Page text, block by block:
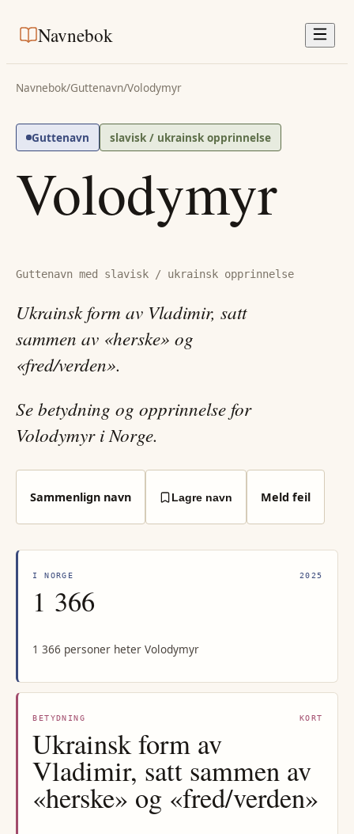
Navnebok
Navnebok/Guttenavn/Volodymyr
Guttenavn slavisk / ukrainsk opprinnelse
Volodymyr
Guttenavn med slavisk / ukrainsk opprinnelse
Ukrainsk form av Vladimir, satt
sammen av «herske» og
«fred/verden».
Se betydning og opprinnelse for
Volodymyr i Norge.
Sammenlign navn Lagre navn Meld feil
I NORGE 2025
1 366
1 366 personer heter Volodymyr
BETYDNING KORT
Ukrainsk form av
Vladimir, satt sammen av
«herske» og «fred/verden»